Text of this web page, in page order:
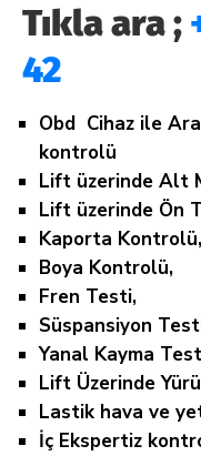
Tıkla ara ;
42
Obd Cihaz ile
kontrolü
Lift üzerinde Alt
Lift üzerinde Ön
Kaporta Kontrolü,
Boya Kontrolü,
Fren Testi,
Süspansiyon
Yanal Kayma
Lift Üzerinde
Lastik hava ve
İç Ekspertiz